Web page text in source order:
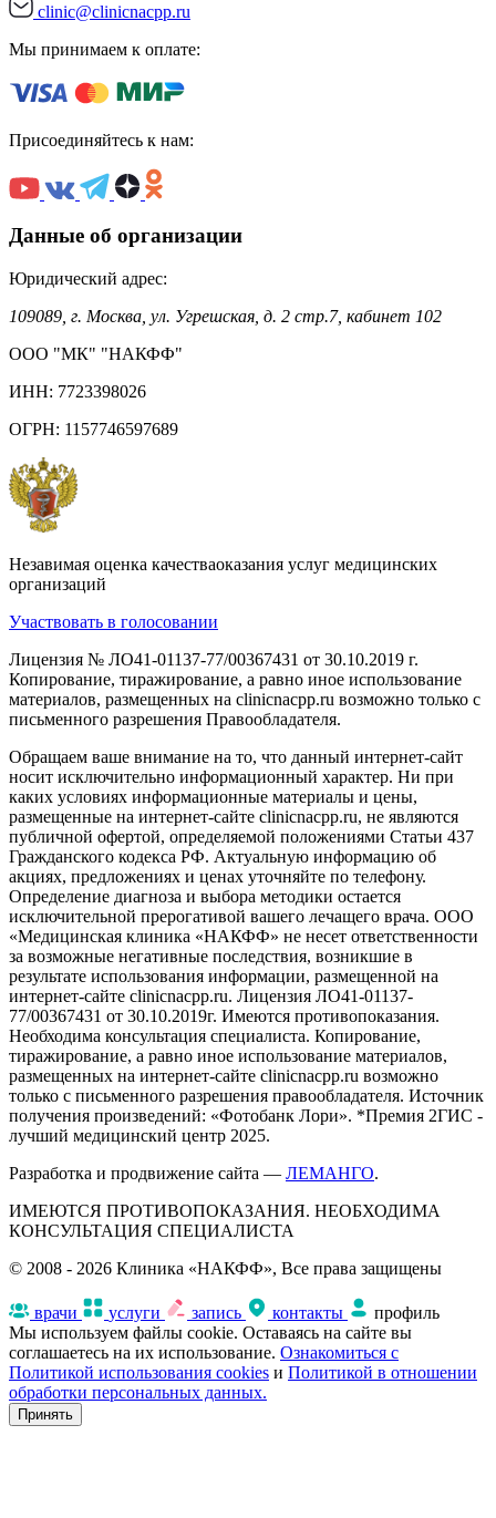
clinic@clinicnacpp.ru
Мы принимаем к оплате:
Присоединяйтесь к нам:
Данные об организации
Юридический адрес:
109089, г. Москва, ул. Угрешская, д. 2 стр.7, кабинет 102
ООО "МК" "НАКФФ"
ИНН: 7723398026
ОГРН: 1157746597689
Незавимая оценка качестваоказания услуг медицинских
организаций
Участвовать в голосовании
Лицензия № ЛО41-01137-77/00367431 от 30.10.2019 г.
Копирование, тиражирование, а равно иное использование
материалов, размещенных на clinicnacpp.ru возможно только с
письменного разрешения Правообладателя.
Обращаем ваше внимание на то, что данный интернет-сайт
носит исключительно информационный характер. Ни при
каких условиях информационные материалы и цены,
размещенные на интернет-сайте clinicnacpp.ru, не являются
публичной офертой, определяемой положениями Статьи 437
Гражданского кодекса РФ. Актуальную информацию об
акциях, предложениях и ценах уточняйте по телефону.
Определение диагноза и выбора методики остается
исключительной прерогативой вашего лечащего врача. ООО
«Медицинская клиника «НАКФФ» не несет ответственности
за возможные негативные последствия, возникшие в
результате использования информации, размещенной на
интернет-сайте clinicnacpp.ru. Лицензия ЛО41-01137-
77/00367431 от 30.10.2019г. Имеются противопоказания.
Необходима консультация специалиста. Копирование,
тиражирование, а равно иное использование материалов,
размещенных на интернет-сайте clinicnacpp.ru возможно
только с письменного разрешения правообладателя. Источник
получения произведений: «Фотобанк Лори». *Премия 2ГИС -
лучший медицинский центр 2025.
Разработка и продвижение сайта — ЛЕМАНГО.
ИМЕЮТСЯ ПРОТИВОПОКАЗАНИЯ. НЕОБХОДИМА
КОНСУЛЬТАЦИЯ СПЕЦИАЛИСТА
© 2008 - 2026 Клиника «НАКФФ», Все права защищены
врачи услуги запись контакты
профиль
Мы используем файлы cookie. Оставаясь на сайте вы
соглашаетесь на их использование. Ознакомиться с
Политикой использования cookies и Политикой в отношении
обработки персональных данных.
Принять